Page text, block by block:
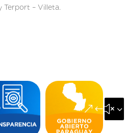
Terport – Villeta.